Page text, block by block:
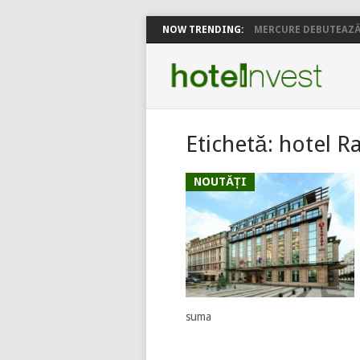
NOW TRENDING: MERCURE
Etichetă: hotel
NOUTĂȚI
suma